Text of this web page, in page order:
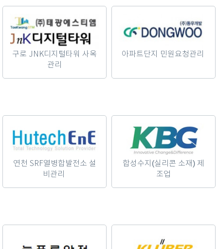
구로 JNK디지털타워 사옥
관리
아파트단지 민원요청관리
연천 SRF열병합발전소 설
비관리
합성수지(실리콘 소재) 제
조업